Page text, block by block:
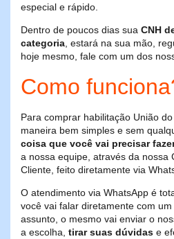
especial e rápido.
Dentro de poucos dias sua CNH
categoria, estará na sua mão,
hoje mesmo, fale com um dos
Como
Para comprar habilitação União
maneira bem simples e sem
coisa que você vai precisar
a nossa equipe, através da nossa
Cliente, feito diretamente via
O atendimento via WhatsApp é
você vai falar diretamente com
assunto, o mesmo vai enviar o
a escolha, tirar suas dúvidas e